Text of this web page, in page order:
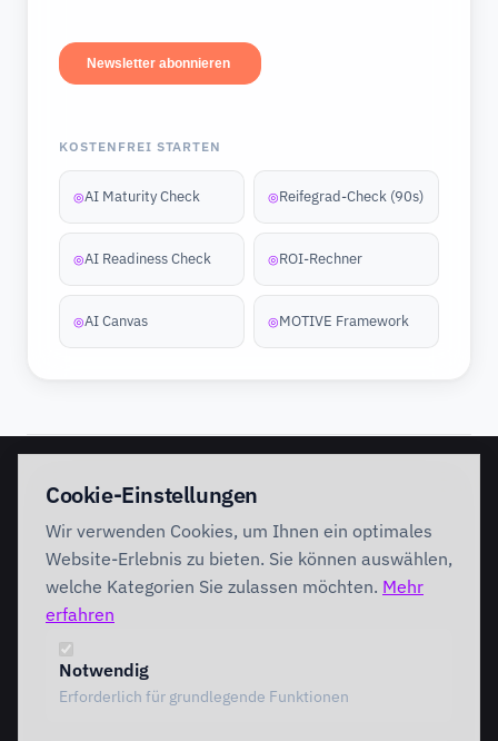
KOSTENFREI STARTEN
◎AI Maturity Check ◎Reifegrad-Check (90s)
◎AI Readiness Check ◎ROI-Rechner
◎AI Canvas ◎MOTIVE Framework
Discovery Workshop
Förderung
INTERVENTION
AI Intervention
AI Governance
Foundation
Performing
Branchenlösungen
Special Governance
Cookie-Einstellungen
Wir verwenden Cookies, um Ihnen ein optimales
Website-Erlebnis zu bieten. Sie können auswählen,
welche Kategorien Sie zulassen möchten. Mehr
erfahren
Notwendig
Erforderlich für grundlegende Funktionen